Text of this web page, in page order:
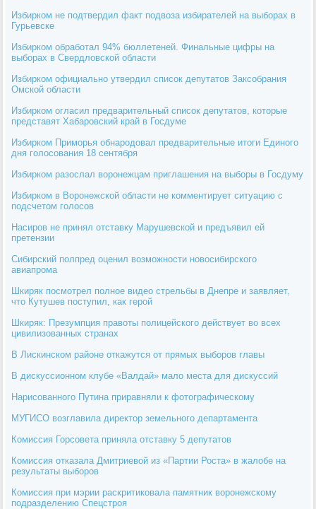
Избирком не подтвердил факт подвоза избирателей на выборах в
Гурьевске
Избирком обработал 94% бюллетеней. Финальные цифры на
выборах в Свердловской области
Избирком официально утвердил список депутатов Заксобрания
Омской области
Избирком огласил предварительный список депутатов, которые
представят Хабаровский край в Госдуме
Избирком Приморья обнародовал предварительные итоги Единого
дня голосования 18 сентября
Избирком разослал воронежцам приглашения на выборы в Госдуму
Избирком в Воронежской области не комментирует ситуацию с
подсчетом голосов
Насиров не принял отставку Марушевской и предъявил ей
претензии
Сибирский полпред оценил возможности новосибирского
авиапрома
Шкиряк посмотрел полное видео стрельбы в Днепре и заявляет,
что Кутушев поступил, как герой
Шкиряк: Презумпция правоты полицейского действует во всех
цивилизованных странах
В Лискинском районе откажутся от прямых выборов главы
В дискуссионном клубе «Валдай» мало места для дискуссий
Нарисованного Путина приравняли к фотографическому
МУГИСО возглавила директор земельного департамента
Комиссия Горсовета приняла отставку 5 депутатов
Комиссия отказала Дмитриевой из «Партии Роста» в жалобе на
результаты выборов
Комиссия при мэрии раскритиковала памятник воронежскому
подразделению Спецстроя